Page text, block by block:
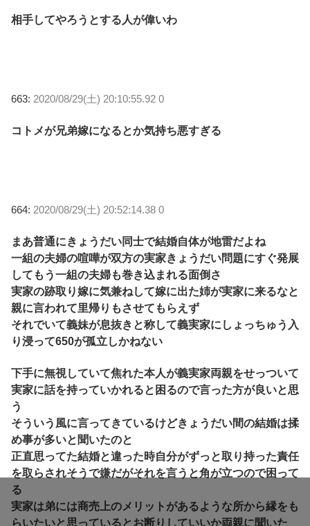
相手してやろうとする人が偉いわ
663: 2020/08/29(土) 20:10:55.92 0
コトメが兄弟嫁になるとか気持ち悪すぎる
664: 2020/08/29(土) 20:52:14.38 0
まあ普通にきょうだい同士で結婚自体が地雷だよね
一組の夫婦の喧嘩が双方の実家きょうだい問題にすぐ発展
してもう一組の夫婦も巻き込まれる面倒さ
実家の跡取り嫁に気兼ねして嫁に出た姉が実家に来るなと
親に言われて里帰りもさせてもらえず
それでいて義妹が息抜きと称して義実家にしょっちゅう入
り浸って650が孤立しかねない
下手に無視していて焦れた本人が義実家両親をせっついて
実家に話を持っていかれると困るので言った方が良いと思
う
そういう風に言ってきているけどきょうだい間の結婚は揉
め事が多いと聞いたのと
正直思ってた結婚と違った時自分がずっと取り持った責任
を取らされそうで嫌だがそれを言うと角が立つので困って
る
実家は弟には商売上のメリットがあるような所から縁をも
らいたいと思っているとお断りしていいか両親に聞いた